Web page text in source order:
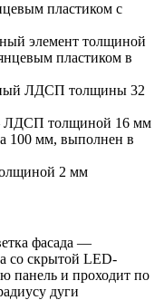
пластиком с
элемент толщиной
пластиком в
ЛДСП толщины 32
ЛДСП толщиной 16 мм
100 мм, выполнен в
2 мм
фасада —
со скрытой LED-
панель и проходит по
дуги